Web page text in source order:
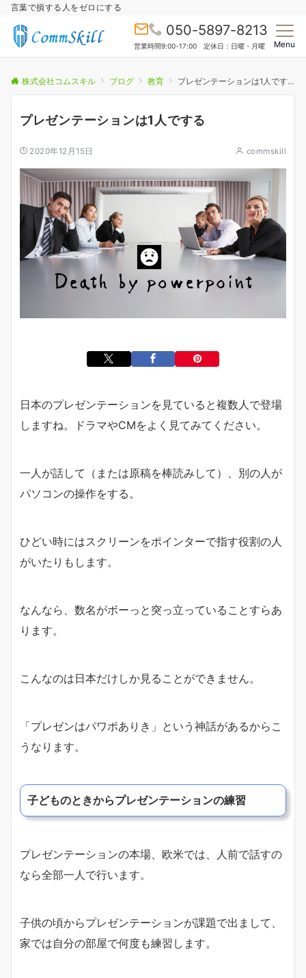
言葉で損する人をゼロにする
050-5897-8213
営業時間9:00-17:00 定休日：日曜・月曜 Menu
株式会社コムスキル ブログ 教育 プレゼンテーションは1人でする
プレゼンテーションは1人でする
2020年12月15日 commskill
日本のプレゼンテーションを見ていると複数人で登場
しますね。ドラマやCMをよく見てみてください。
一人が話して（または原稿を棒読みして）、別の人が
パソコンの操作をする。
ひどい時にはスクリーンをポインターで指す役割の人
がいたりもします。
なんなら、数名がボーっと突っ立っていることすらあ
ります。
こんなのは日本だけしか見ることができません。
「プレゼンはパワポありき」という神話があるからこ
うなります。
子どものときからプレゼンテーションの練習
プレゼンテーションの本場、欧米では、人前で話すの
なら全部一人で行います。
子供の頃からプレゼンテーションが課題で出まして、
家では自分の部屋で何度も練習します。